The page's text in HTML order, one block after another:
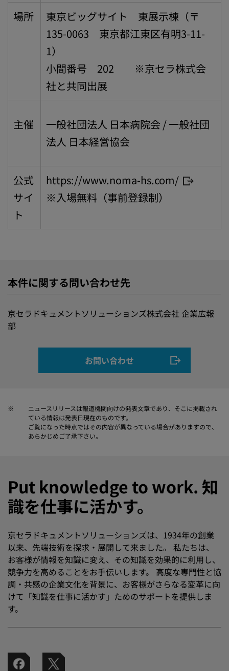
場所
東京ビッグサイト 東展示棟（〒
135-0063 東京都江東区有明3-11-
1）
小間番号 202 ※京セラ株式会
社と共同出展
主催
一般社団法人 日本病院会 / 一般社団
法人 日本経営協会
公式
サイ
ト
https://www.noma-hs.com/
※入場無料（事前登録制）
本件に関する問い合わせ先
京セラドキュメントソリューションズ株式会社 企業広報
部
お問い合わせ
※
ニュースリリースは報道機関向けの発表文章であり、そこに掲載され
ている情報は発表日現在のものです。
ご覧になった時点ではその内容が異なっている場合がありますので、
あらかじめご了承下さい。
Put knowledge to work. 知
識を仕事に活かす。
京セラドキュメントソリューションズは、1934年の創業
以来、先端技術を探求・展開して来ました。 私たちは、
お客様が情報を知識に変え、その知識を効果的に利用し、
競争力を高めることをお手伝いします。 高度な専門性と協
調・共感の企業文化を背景に、お客様がさらなる変革に向
けて「知識を仕事に活かす」ためのサポートを提供しま
す。